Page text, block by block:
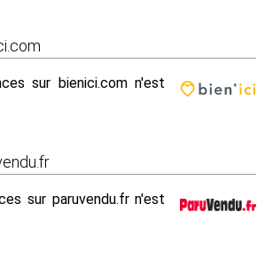
sur bienici.com n'est
sur paruvendu.fr n'est